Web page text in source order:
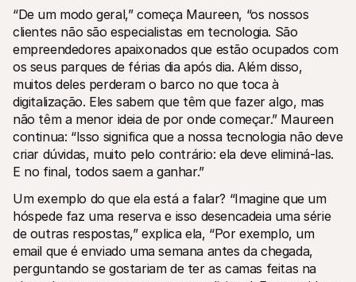
“De um modo geral,” começa Maureen, “os nossos
clientes não são especialistas em tecnologia. São
empreendedores apaixonados que estão ocupados com
os seus parques de férias dia após dia. Além disso,
muitos deles perderam o barco no que toca à
digitalização. Eles sabem que têm que fazer algo, mas
não têm a menor ideia de por onde começar.” Maureen
continua: “Isso significa que a nossa tecnologia não deve
criar dúvidas, muito pelo contrário: ela deve eliminá-las.
E no final, todos saem a ganhar.”
Um exemplo do que ela está a falar? “Imagine que um
hóspede faz uma reserva e isso desencadeia uma série
de outras respostas,” explica ela, “Por exemplo, um
email que é enviado uma semana antes da chegada,
perguntando se gostariam de ter as camas feitas na